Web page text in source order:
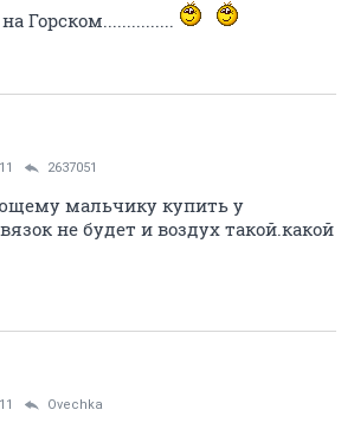
Горском...............
2637051
мальчику купить у
не будет и воздух такой.какой
Ovechka